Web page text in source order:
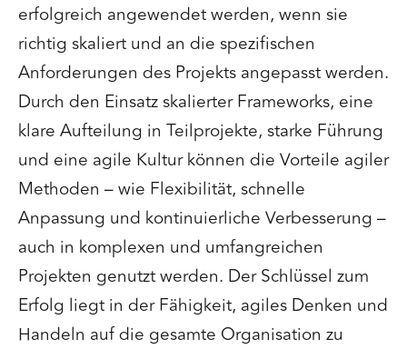
erfolgreich angewendet werden, wenn sie
richtig skaliert und an die spezifischen
Anforderungen des Projekts angepasst werden.
Durch den Einsatz skalierter Frameworks, eine
klare Aufteilung in Teilprojekte, starke Führung
und eine agile Kultur können die Vorteile agiler
Methoden – wie Flexibilität, schnelle
Anpassung und kontinuierliche Verbesserung –
auch in komplexen und umfangreichen
Projekten genutzt werden. Der Schlüssel zum
Erfolg liegt in der Fähigkeit, agiles Denken und
Handeln auf die gesamte Organisation zu